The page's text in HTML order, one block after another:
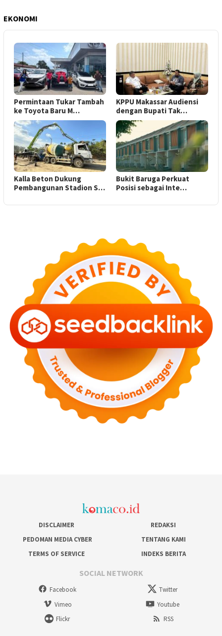
EKONOMI
Permintaan Tukar Tambah
ke Toyota Baru M…
KPPU Makassar Audiensi
dengan Bupati Tak…
Kalla Beton Dukung
Pembangunan Stadion S…
Bukit Baruga Perkuat
Posisi sebagai Inte…
DISCLAIMER
REDAKSI
PEDOMAN MEDIA CYBER
TENTANG KAMI
TERMS OF SERVICE
INDEKS BERITA
SOCIAL NETWORK
Facebook
Twitter
Vimeo
Youtube
Flickr
RSS